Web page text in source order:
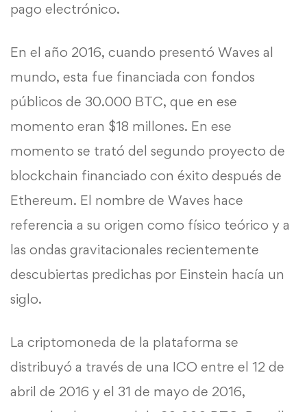
pago electrónico.
En el año 2016, cuando presentó Waves al
mundo, esta fue financiada con fondos
públicos de 30.000 BTC, que en ese
momento eran $18 millones. En ese
momento se trató del segundo proyecto de
blockchain financiado con éxito después de
Ethereum. El nombre de Waves hace
referencia a su origen como físico teórico y a
las ondas gravitacionales recientemente
descubiertas predichas por Einstein hacía un
siglo.
La criptomoneda de la plataforma se
distribuyó a través de una ICO entre el 12 de
abril de 2016 y el 31 de mayo de 2016,